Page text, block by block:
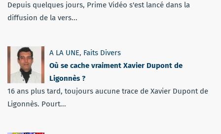
Depuis quelques jours, Prime Vidéo s'est lancé dans la
diffusion de la vers...
A LA UNE, Faits Divers
Où se cache vraiment Xavier Dupont de
Ligonnès ?
16 ans plus tard, toujours aucune trace de Xavier Dupont de
Ligonnès. Pourt...